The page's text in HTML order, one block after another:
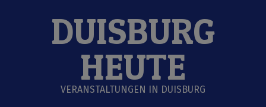
DUISBURG
HEUTE
VERANSTALTUNGEN IN DUISBURG